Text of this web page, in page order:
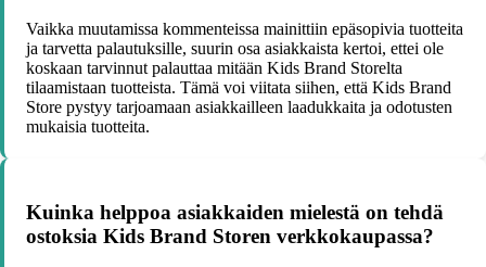
Vaikka muutamissa kommenteissa mainittiin epäsopivia tuotteita
ja tarvetta palautuksille, suurin osa asiakkaista kertoi, ettei ole
koskaan tarvinnut palauttaa mitään Kids Brand Storelta
tilaamistaan tuotteista. Tämä voi viitata siihen, että Kids Brand
Store pystyy tarjoamaan asiakkailleen laadukkaita ja odotusten
mukaisia tuotteita.
Kuinka helppoa asiakkaiden mielestä on tehdä
ostoksia Kids Brand Storen verkkokaupassa?